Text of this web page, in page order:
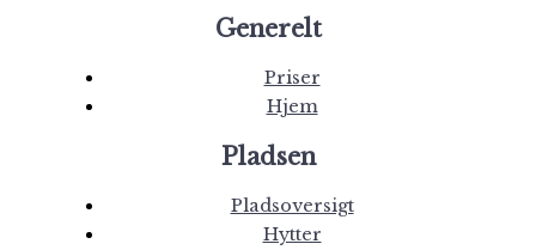
Generelt
Priser
Hjem
Pladsen
Pladsoversigt
Hytter